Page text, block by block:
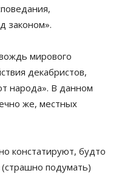
законом».
мирового
декабристов,
народа». В данном
же, местных
констатируют, будто
подумать)